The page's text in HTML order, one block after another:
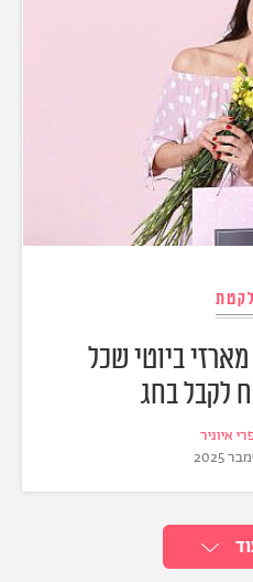
טיפוח בדבש: 19 מארזי ביוטי שכל
לקבל בחג
איוניר